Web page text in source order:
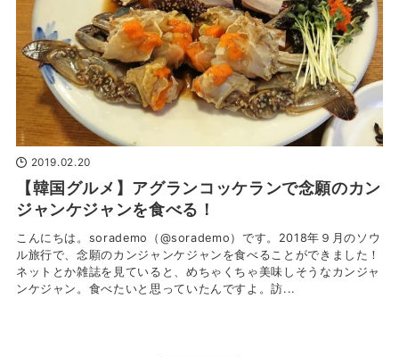
2019.02.20
【韓国グルメ】アグランコッケランで念願のカン
ジャンケジャンを食べる！
こんにちは。sorademo（@sorademo）です。2018年９月のソウ
ル旅行で、念願のカンジャンケジャンを食べることができました！
ネットとか雑誌を見ていると、めちゃくちゃ美味しそうなカンジャ
ンケジャン。食べたいと思っていたんですよ。訪...